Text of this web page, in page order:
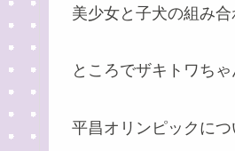
美少女と子犬の組み
ところでザキトワち
平昌オリンピックに